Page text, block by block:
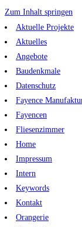
Zum Inhalt springen
Aktuelle Projekte
Aktuelles
Angebote
Baudenkmale
Datenschutz
Fayence
Fayencen
Fliesenzimmer
Home
Impressum
Intern
Keywords
Kontakt
Orangerie